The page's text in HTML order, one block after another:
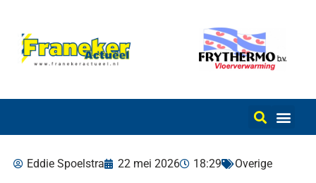
Eddie Spoelstra 22 mei 2026 18:29 Overige